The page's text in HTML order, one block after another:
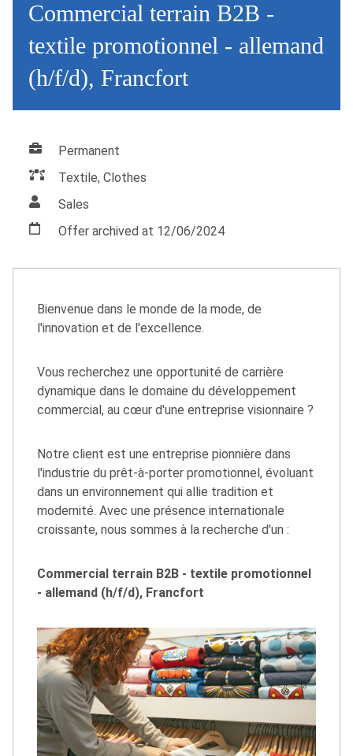
Commercial terrain B2B -
textile promotionnel - allemand
(h/f/d), Francfort
Permanent
Textile, Clothes
Sales
Offer archived at 12/06/2024
Bienvenue dans le monde de la mode, de
l'innovation et de l'excellence.
Vous recherchez une opportunité de carrière
dynamique dans le domaine du développement
commercial, au cœur d'une entreprise visionnaire ?
Notre client est une entreprise pionnière dans
l'industrie du prêt-à-porter promotionnel, évoluant
dans un environnement qui allie tradition et
modernité. Avec une présence internationale
croissante, nous sommes à la recherche d'un :
Commercial terrain B2B - textile promotionnel
- allemand (h/f/d), Francfort